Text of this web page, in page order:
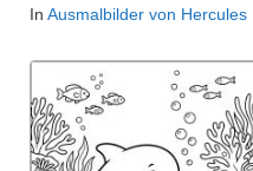
In Ausmalbilder von Hercules